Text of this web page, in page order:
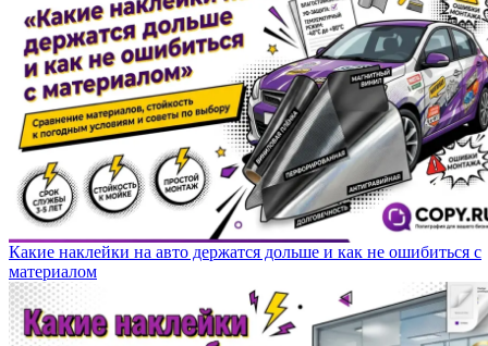
Какие наклейки на авто держатся дольше и как не ошибиться с
материалом